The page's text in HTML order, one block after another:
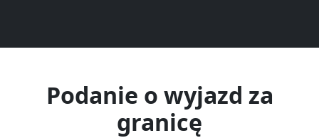
Podanie o wyjazd za
granicę